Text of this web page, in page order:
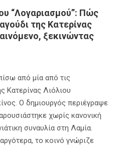
“Λογαριασμού”: Πώς
της Κατερίνας
ξεκινώντας
από μία από τις
Κατερίνας Λιόλιου
Ο δημιουργός περιέγραψε
χωρίς κανονική
συναυλία στη Λαμία.
το κοινό γνώριζε